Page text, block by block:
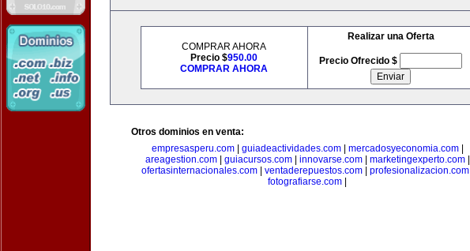
COMPRAR AHORA
Precio $950.00
COMPRAR AHORA
Realizar una Oferta
Precio Ofrecido $
Otros dominios en venta:
empresasperu.com| guiadeactividades.com| mercadosyeconomia.com|
areagestion.com| guiacursos.com| innovarse.com| marketingexperto.com|
ofertasinternacionales.com| ventaderepuestos.com| profesionalizacion.com|
fotografiarse.com